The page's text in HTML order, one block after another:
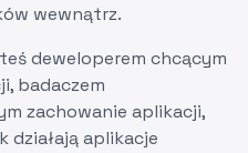
wewnątrz.
deweloperem chcącym
badaczem
zachowanie aplikacji,
działają aplikacje